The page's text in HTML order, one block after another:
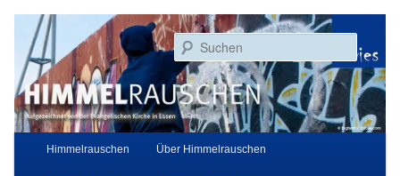
primären
springen
Himmelrauschen
Aufgezeichnet von der Evangelischen Kirche in Essen
Hauptmenü
Himmelrauschen Über Himmelrauschen